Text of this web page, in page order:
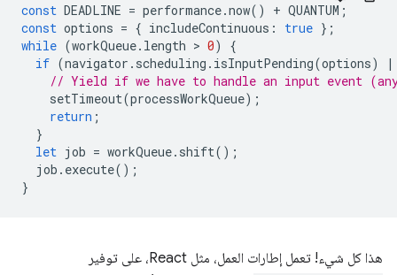
const DEADLINE = performance.now() + QUANTUM ;
const options = { includeContinuous : true };
while (workQueue. length > 0)
{
if (navigator . scheduling . isInputPending(options)
// Yield if we have to handle an input event
setTimeout(processWorkQueue);
return ;
}
let job = workQueue. shift();
job . execute();
}
هذا كل شيء! تعمل إطارات العمل، مثل React، على توفير